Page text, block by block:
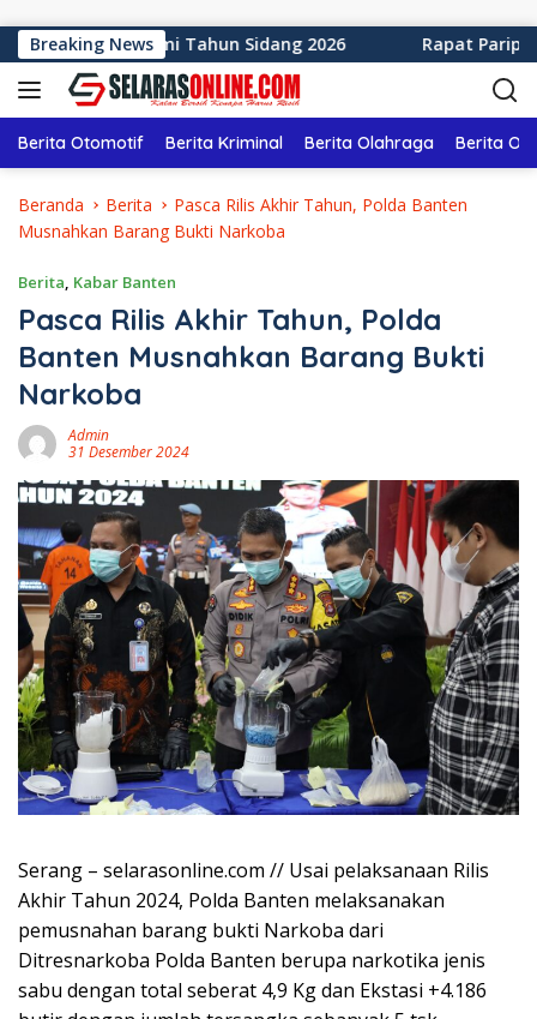
Breaking News
Sukabumi Tahun Sidang 2026 Rapat Paripurna ke-
Berita Otomotif Berita Kriminal Berita Olahraga Berita
Beranda Berita
Pasca Rilis Akhir Tahun, Polda Banten
Musnahkan Barang Bukti Narkoba
Berita, Kabar Banten
Pasca Rilis Akhir Tahun, Polda
Banten Musnahkan Barang Bukti
Narkoba
Admin
31 Desember 2024
Serang – selarasonline.com // Usai pelaksanaan Rilis
Akhir Tahun 2024, Polda Banten melaksanakan
pemusnahan barang bukti Narkoba dari
Ditresnarkoba Polda Banten berupa narkotika jenis
sabu dengan total seberat 4,9 Kg dan Ekstasi +4.186